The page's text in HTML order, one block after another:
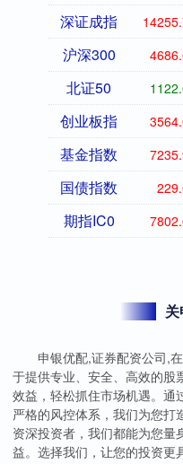
深证成指
沪深300
北证50
创业板指
基金指数
国债指数
期指IC0
申银优配,证券配资公司,
于提供专业、安全、高效的股
效益，轻松抓住市场机遇。通
严格的风控体系，我们为您打
资深投资者，我们都能为您量
益。选择我们，让您的投资更